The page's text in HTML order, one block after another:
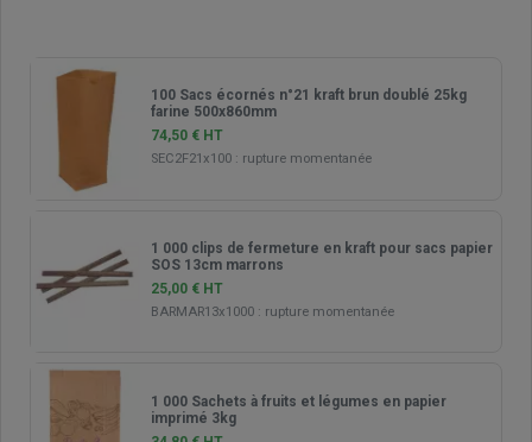
100 Sacs écornés n°21 kraft brun doublé 25kg
farine 500x860mm
74,50 € HT
SEC2F21x100 : rupture momentanée
1 000 clips de fermeture en kraft pour sacs papier
SOS 13cm marrons
25,00 € HT
BARMAR13x1000 : rupture momentanée
1 000 Sachets à fruits et légumes en papier
imprimé 3kg